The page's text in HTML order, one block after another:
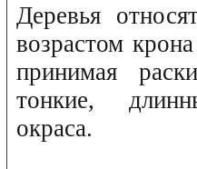
Деревья
возрастом
принимая
тонкие,
окраса.